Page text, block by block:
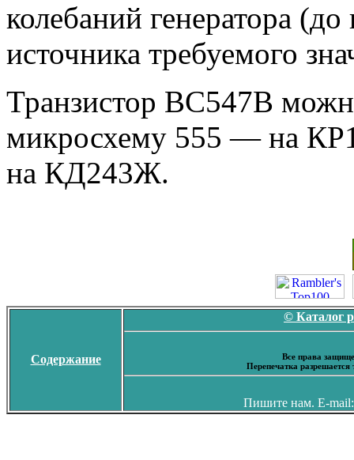
колебаний генератора
источника требуемого
Транзистор ВС547В
микросхему 555 — на
на КД243Ж.
Содержание
© Каталог
Все права
Перепечатка
Пишите нам. E-